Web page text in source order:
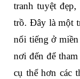
tranh tuyệt
trồ. Đây là một
nổi tiếng ở
nơi đến để
cụ thể hơn các